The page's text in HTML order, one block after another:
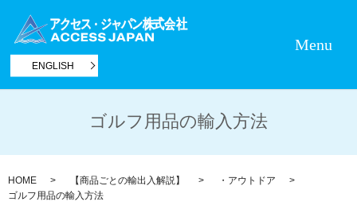
ENGLISH
Menu
ゴルフ用品の輸入方法
HOME 【商品ごとの輸出入解説】
・アウトドア
ゴルフ用品の輸入方法